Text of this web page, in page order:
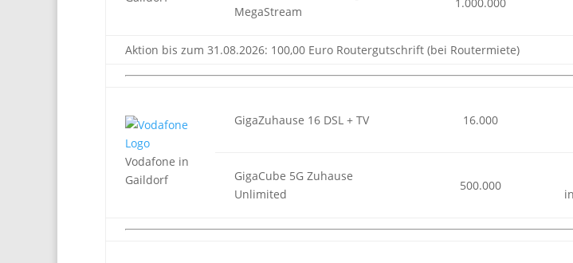
MegaStream
Aktion bis zum 31.08.2026: 100,00 Euro Routergutschrift (bei Routermiete)
Vodafone in
Gaildorf
GigaZuhause 16 DSL + TV 16.000
GigaCube 5G Zuhause
Unlimited
500.000